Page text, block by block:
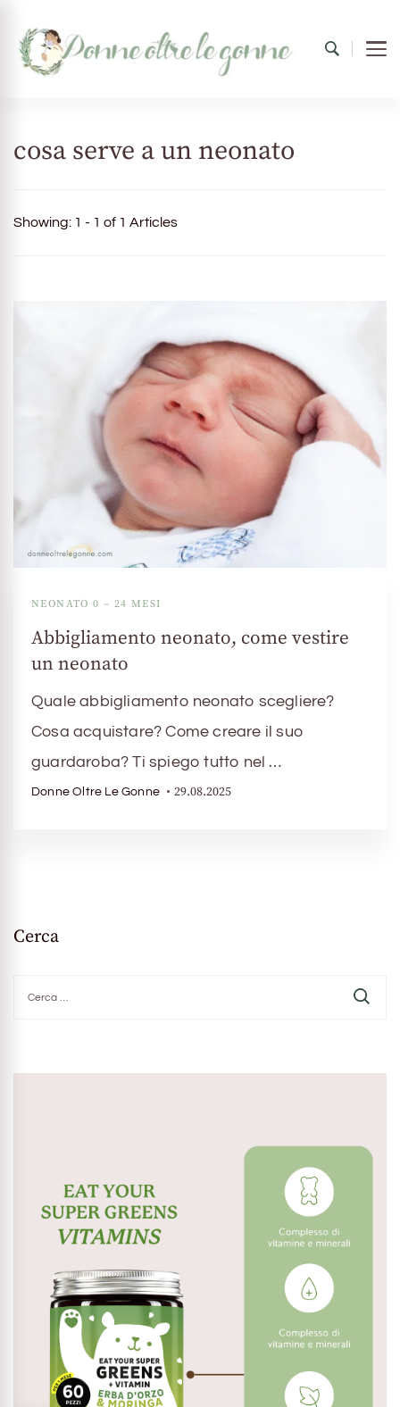
cosa serve a un neonato
Showing: 1 - 1 of 1 Articles
NEONATO 0 – 24 MESI
Abbigliamento neonato, come vestire
un neonato
Quale abbigliamento neonato scegliere?
Cosa acquistare? Come creare il suo
guardaroba? Ti spiego tutto nel …
Donne Oltre Le Gonne 29.08.2025
Cerca
per: